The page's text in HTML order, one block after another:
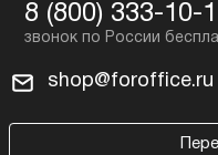
8 (800) 333-10-
shop@foroffice.ru